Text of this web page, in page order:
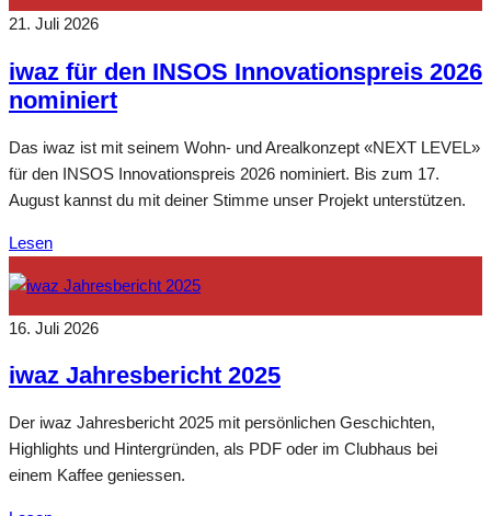
21. Juli 2026
iwaz für den INSOS Innovationspreis 2026
nominiert
Das iwaz ist mit seinem Wohn- und Arealkonzept «NEXT LEVEL»
für den INSOS Innovationspreis 2026 nominiert. Bis zum 17.
August kannst du mit deiner Stimme unser Projekt unterstützen.
Lesen
16. Juli 2026
iwaz Jahresbericht 2025
Der iwaz Jahresbericht 2025 mit persönlichen Geschichten,
Highlights und Hintergründen, als PDF oder im Clubhaus bei
einem Kaffee geniessen.